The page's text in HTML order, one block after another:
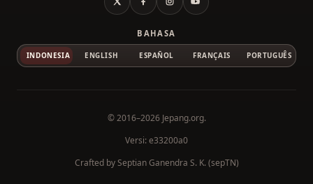
X FacebookInstagramYouTube
BAHASA
INDONESIA ENGLISH ESPAÑOL FRANÇAIS PORTUGUÊS
© 2016–2026 Jepang.org.
Versi: e33200a0
Crafted bySeptian Ganendra S. K. (sepTN)